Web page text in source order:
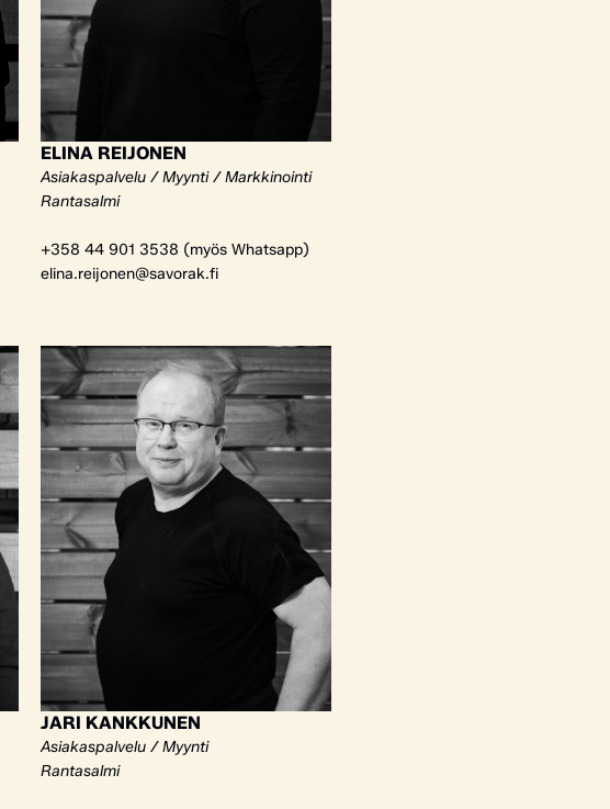
ELINA REIJONEN
Asiakaspalvelu / Myynti / Markkinointi
Rantasalmi
+358 44 901 3538 (myös Whatsapp)
elina.reijonen@savorak.fi
JARI KANKKUNEN
Asiakaspalvelu / Myynti
Rantasalmi